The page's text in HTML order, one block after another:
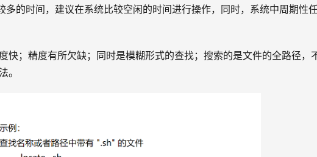
多的时间，建议在系统比较空闲的时间进行操作，同时，系统中周期性
快；精度有所欠缺；同时是模糊形式的查找；搜索的是文件的全路径，
。